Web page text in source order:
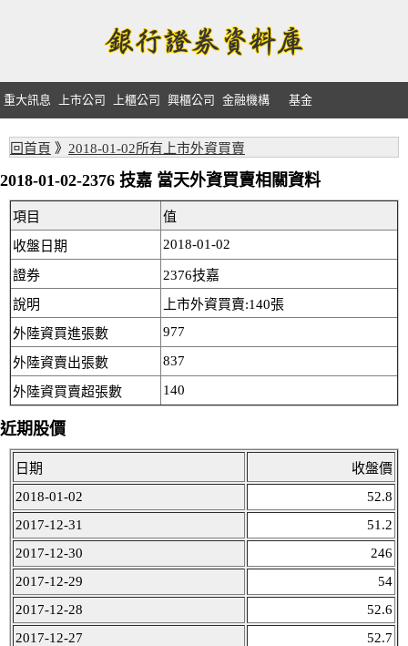
重大訊息 上市公司 上櫃公司 興櫃公司 金融機構 基金
回首頁 》 2018-01-02所有上市外資買賣
2018-01-02-2376 技嘉 當天外資買賣相關資料
項目
值
收盤日期
2018-01-02
證券
2376技嘉
說明
上市外資買賣:140張
外陸資買進張數
977
外陸資賣出張數 837
外陸資買賣超張數 140
近期股價
日期
收盤價
2018-01-02
52.8
2017-12-31
51.2
2017-12-30
246
2017-12-29
54
2017-12-28
52.6
2017-12-27
52.7